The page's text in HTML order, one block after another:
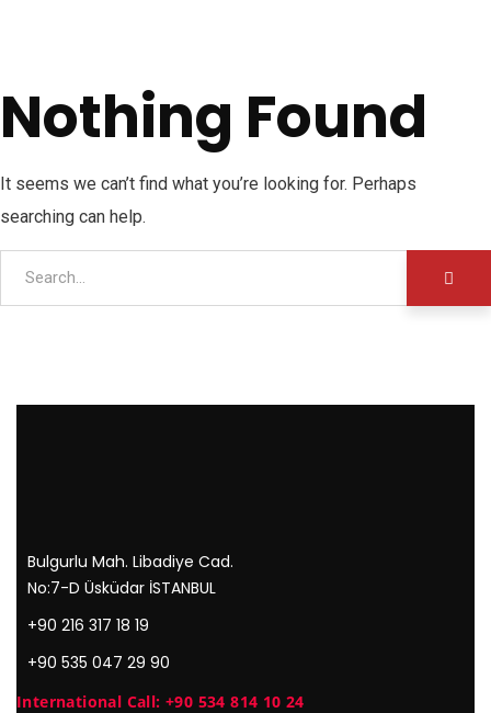
Nothing Found
It seems we can’t find what you’re looking for. Perhaps
searching can help.
Bulgurlu Mah. Libadiye Cad.
No:7-D Üsküdar İSTANBUL
+90 216 317 18 19
+90 535 047 29 90
International Call: +90 534 814 10 24